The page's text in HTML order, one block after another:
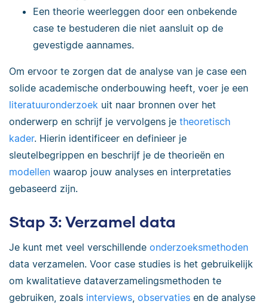
Een theorie weerleggen door een onbekende
case te bestuderen die niet aansluit op de
gevestigde aannames.
Om ervoor te zorgen dat de analyse van je case een
solide academische onderbouwing heeft, voer je een
literatuuronderzoek uit naar bronnen over het
onderwerp en schrijf je vervolgens je theoretisch
kader. Hierin identificeer en definieer je
sleutelbegrippen en beschrijf je de theorieën en
modellen waarop jouw analyses en interpretaties
gebaseerd zijn.
Stap 3: Verzamel data
Je kunt met veel verschillende onderzoeksmethoden
data verzamelen. Voor case studies is het gebruikelijk
om kwalitatieve dataverzamelingsmethoden te
gebruiken, zoals interviews observaties en de analyse